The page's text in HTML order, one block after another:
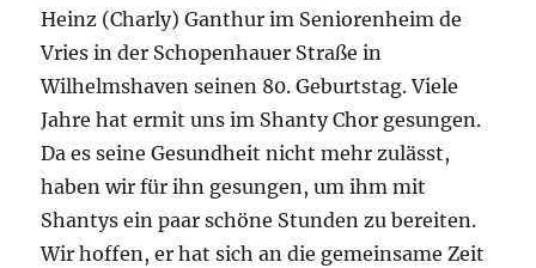
Heinz (Charly) Ganthur im Seniorenheim de
Vries in der Schopenhauer Straße in
Wilhelmshaven seinen 80. Geburtstag. Viele
Jahre hat ermit uns im Shanty Chor gesungen.
Da es seine Gesundheit nicht mehr zulässt,
haben wir für ihn gesungen, um ihm mit
Shantys ein paar schöne Stunden zu bereiten.
Wir hoffen, er hat sich an die gemeinsame Zeit